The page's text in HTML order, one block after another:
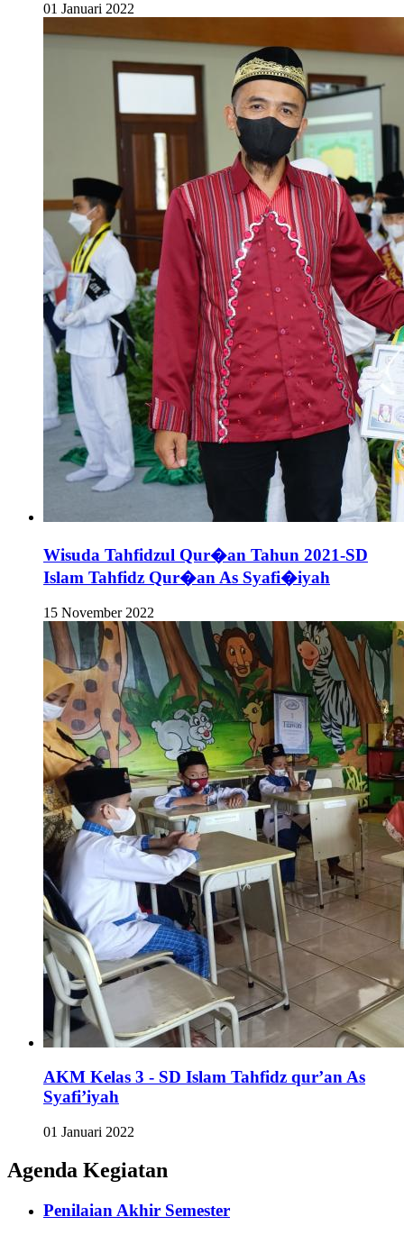
01 Januari 2022
Wisuda Tahfidzul Qur�an Tahun 2021-SD
Islam Tahfidz Qur�an As Syafi�iyah
15 November 2022
AKM Kelas 3 - SD Islam Tahfidz qur’an As
Syafi’iyah
01 Januari 2022
Agenda Kegiatan
Penilaian Akhir Semester